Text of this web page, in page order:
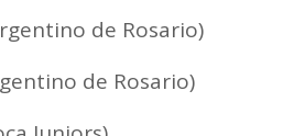
de Rosario)
de Rosario)